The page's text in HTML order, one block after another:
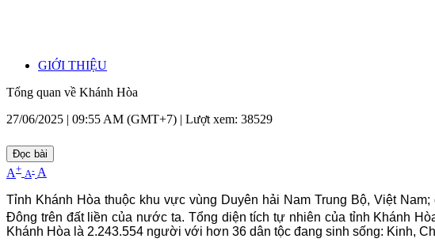
GIỚI THIỆU
Tổng quan về Khánh Hòa
27/06/2025 | 09:55 AM (GMT+7) | Lượt xem: 38529
Đọc bài
A+ A- A
Tỉnh Khánh Hòa thuộc khu vực vùng Duyên hải Nam Trung Bộ, Việt
Ðông trên đất liền của nước ta. Tổng diện tích tự nhiên của tỉnh Khánh
Khánh Hòa là 2.243.554 người với hơn 36 dân tộc đang sinh sống: Kinh,